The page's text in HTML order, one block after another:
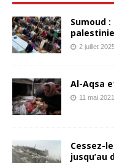
Sumoud
2 juillet
Al-Aqsa
11 mai 2021
Cessez-
jusqu’au